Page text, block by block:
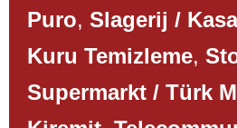
Puro, Slagerij /
Kuru Temizleme,
Supermarkt / Türk